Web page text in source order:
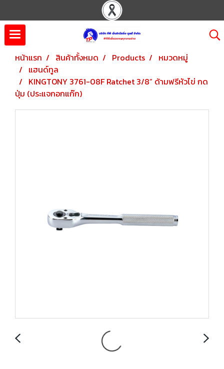
หน้าแรก สินค้าทั้งหมด Products
หมวดหมู่
แฮนด์ทูล
KINGTONY 3761-08F Ratchet 3/8” ด้ามฟรีหัวไข่ กด
ปุ่ม (ประแจกอกแก๊ก)